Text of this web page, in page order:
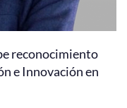
reconocimiento
e Innovación en